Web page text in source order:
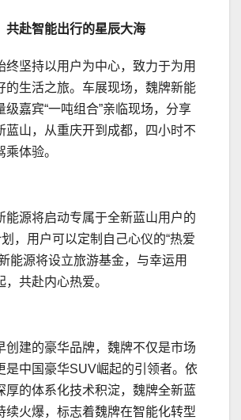
共赴智能出行的星辰大海
终坚持以用户为中心，致力于为用
的生活之旅。车展现场，魏牌新能
级嘉宾“一吨组合”亲临现场，分享
蓝山，从重庆开到成都，四小时不
体验。
能源将启动专属于全新蓝山用户的
划，用户可以定制自己心仪的“热爱
能源将设立旅游基金，与幸运用
，共赴内心热爱。
创建的豪华品牌，魏牌不仅是市场
是中国豪华SUV崛起的引领者。依
厚的体系化技术积淀，魏牌全新蓝
续火爆，标志着魏牌在智能化转型